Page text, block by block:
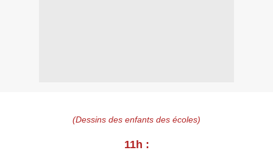
(Dessins des enfants des écoles)
11h :